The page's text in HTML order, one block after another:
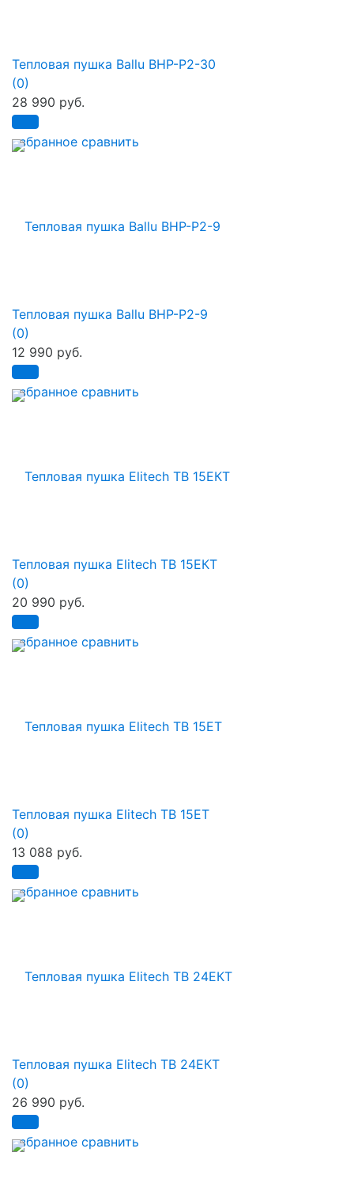
избранное сравнить
Тепловая пушка Ballu BHP-P2-30
(0)
28 990 руб.
избранное сравнить
Тепловая пушка Ballu BHP-P2-9
(0)
12 990 руб.
избранное сравнить
Тепловая пушка Elitech ТВ 15ЕКТ
(0)
20 990 руб.
избранное сравнить
Тепловая пушка Elitech ТВ 15ЕТ
(0)
13 088 руб.
избранное сравнить
Тепловая пушка Elitech ТВ 24ЕКТ
(0)
26 990 руб.